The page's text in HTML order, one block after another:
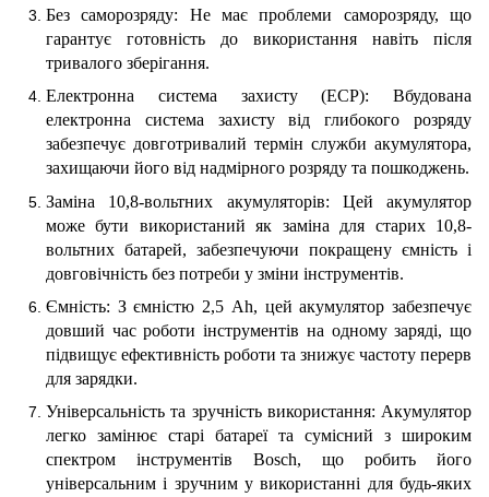
Без саморозряду: Не має проблеми саморозряду, що
гарантує готовність до використання навіть після
тривалого зберігання.
Електронна система захисту (ЕСР): Вбудована
електронна система захисту від глибокого розряду
забезпечує довготривалий термін служби акумулятора,
захищаючи його від надмірного розряду та пошкоджень.
Заміна 10,8-вольтних акумуляторів: Цей акумулятор
може бути використаний як заміна для старих 10,8-
вольтних батарей, забезпечуючи покращену ємність і
довговічність без потреби у зміни інструментів.
Ємність: З ємністю 2,5 Ah, цей акумулятор забезпечує
довший час роботи інструментів на одному заряді, що
підвищує ефективність роботи та знижує частоту перерв
для зарядки.
Універсальність та зручність використання: Акумулятор
легко замінює старі батареї та сумісний з широким
спектром інструментів Bosch, що робить його
універсальним і зручним у використанні для будь-яких